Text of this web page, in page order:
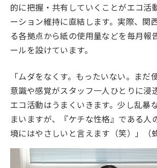
的に把握・共有していくことがエコ活
ーション維持に直結します。実際、関
る各拠点から紙の使用量などを毎月報
ールを設けています。
「ムダをなくす。もったいない。まだ
意識や感覚がスタッフ一人ひとりに浸
エコ活動はうまくいきます。少し乱暴
まいますが、『ケチな性格』である人
境にはやさしいと言えます（笑）」（